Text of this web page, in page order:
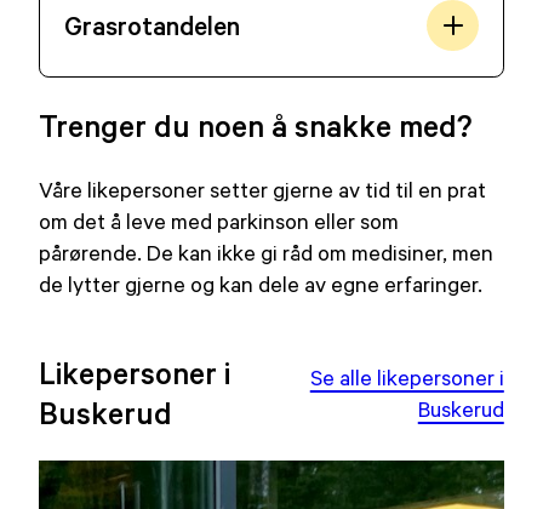
Grasrotandelen
Trenger du noen å snakke med?
Våre likepersoner setter gjerne av tid til en prat
om det å leve med parkinson eller som
pårørende. De kan ikke gi råd om medisiner, men
de lytter gjerne og kan dele av egne erfaringer.
Likepersoner i
Buskerud
Se alle likepersoner i
Buskerud